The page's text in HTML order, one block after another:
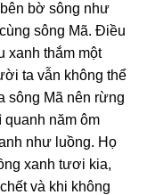
bờ sông như
sông Mã. Điều
xanh thắm một
ta vẫn không thể
sông Mã nên rừng
quanh năm ôm
như luồng. Họ
xanh tươi kia,
và khi không